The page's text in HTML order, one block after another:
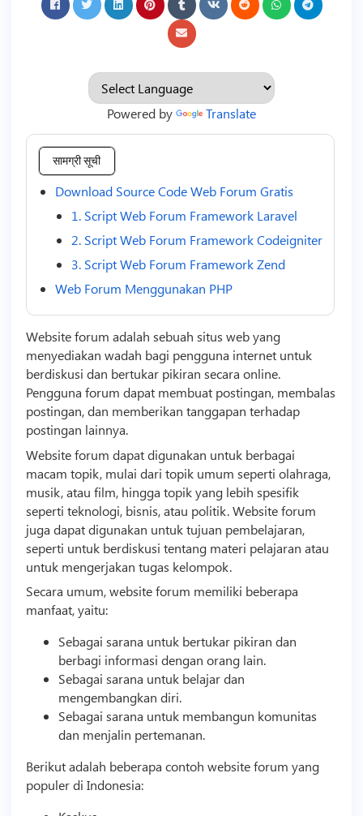
Powered by Translate
सामग्री सूची
Download Source Code Web Forum Gratis
1. Script Web Forum Framework Laravel
2. Script Web Forum Framework Codeigniter
3. Script Web Forum Framework Zend
Web Forum Menggunakan PHP
Website forum adalah sebuah situs web yang
menyediakan wadah bagi pengguna internet untuk
berdiskusi dan bertukar pikiran secara online.
Pengguna forum dapat membuat postingan, membalas
postingan, dan memberikan tanggapan terhadap
postingan lainnya.
Website forum dapat digunakan untuk berbagai
macam topik, mulai dari topik umum seperti olahraga,
musik, atau film, hingga topik yang lebih spesifik
seperti teknologi, bisnis, atau politik. Website forum
juga dapat digunakan untuk tujuan pembelajaran,
seperti untuk berdiskusi tentang materi pelajaran atau
untuk mengerjakan tugas kelompok.
Secara umum, website forum memiliki beberapa
manfaat, yaitu:
Sebagai sarana untuk bertukar pikiran dan
berbagi informasi dengan orang lain.
Sebagai sarana untuk belajar dan
mengembangkan diri.
Sebagai sarana untuk membangun komunitas
dan menjalin pertemanan.
Berikut adalah beberapa contoh website forum yang
populer di Indonesia: